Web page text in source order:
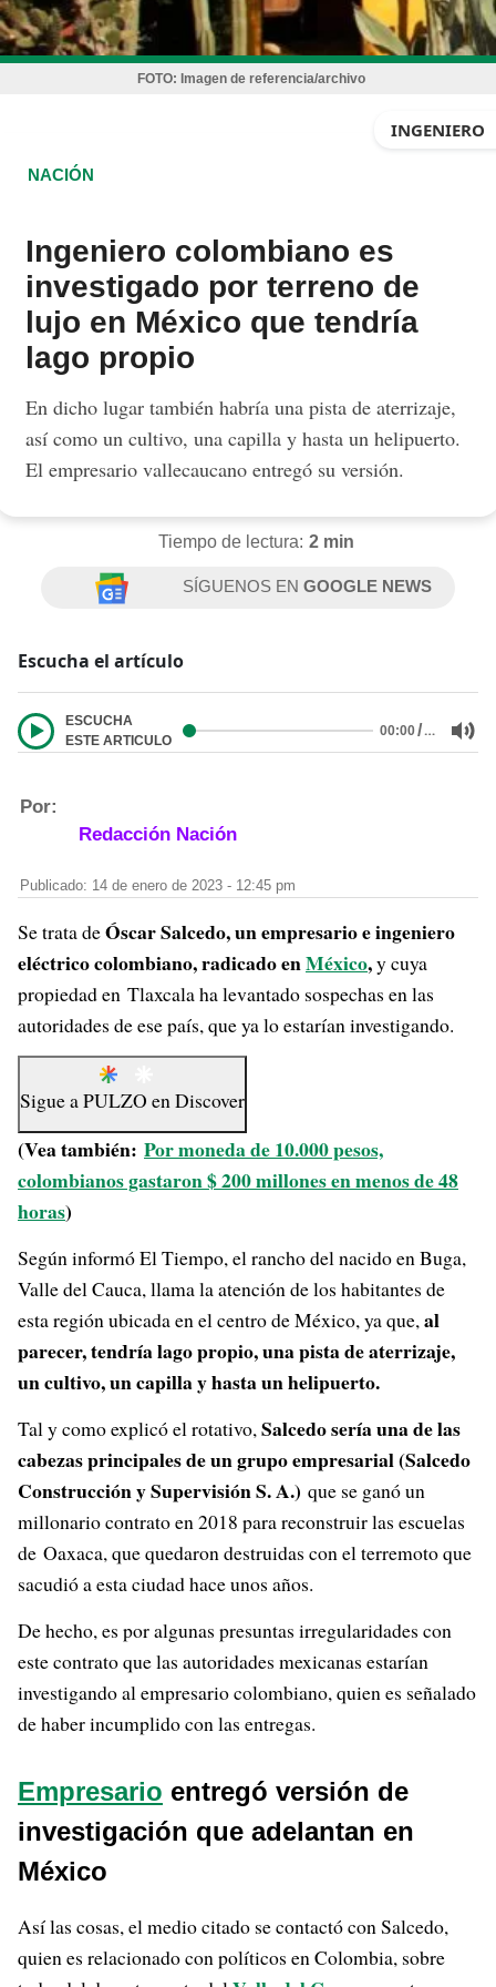
FOTO: Imagen de referencia/archivo
INGENIERO
NACIÓN
Ingeniero colombiano es
investigado por terreno de
lujo en México que tendría
lago propio
En dicho lugar también habría una pista de aterrizaje,
así como un cultivo, una capilla y hasta un helipuerto.
El empresario vallecaucano entregó su versión.
Tiempo de lectura: 2 min
SÍGUENOS ENGOOGLE NEWS
Escucha el artículo
ESCUCHA
ESTE ARTICULO
00:00/…
Por:
Redacción Nación
Publicado: 14 de enero de 2023 - 12:45 pm
Se trata deÓscar Salcedo,un empresario e ingeniero
eléctrico colombiano, radicado enMéxico,y cuya
propiedad en Tlaxcala ha levantado sospechas en las
autoridades de ese país, que ya lo estarían investigando.
Sigue aPULZO enDiscover
(Vea también: Por moneda de 10.000 pesos,
colombianos gastaron $ 200 millones en menos de 48
horas)
Según informó El Tiempo, el rancho del nacido en Buga,
Valle del Cauca, llama la atención de los habitantes de
esta región ubicada en el centro de México, ya que,al
parecer, tendría lago propio, una pista de aterrizaje,
un cultivo, un capilla y hasta un helipuerto.
Tal y como explicó el rotativo,Salcedo sería una de las
cabezas principales de un grupo empresarial (Salcedo
Construcción y Supervisión S. A.) que se ganó un
millonario contrato en 2018 para reconstruir las escuelas
de Oaxaca, que quedaron destruidas con el terremoto que
sacudió a esta ciudad hace unos años.
De hecho, es por algunas presuntas irregularidades con
este contrato que las autoridades mexicanas estarían
investigando al empresario colombiano, quien es señalado
de haber incumplido con las entregas.
Empresario entregó versión de
investigación que adelantan en
México
Así las cosas, el medio citado se contactó con Salcedo,
quien es relacionado con políticos en Colombia, sobre